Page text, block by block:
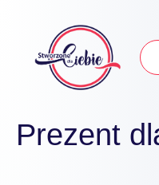
Prezent